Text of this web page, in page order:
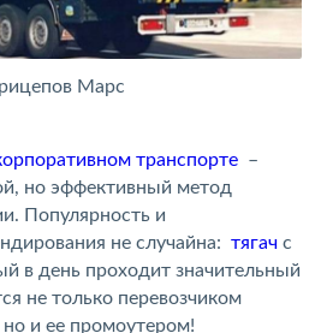
Марс
транспорте –
но эффективный метод
Популярность и
не случайна: тягач с
в день проходит значительный
не только перевозчиком
и ее промоутером!